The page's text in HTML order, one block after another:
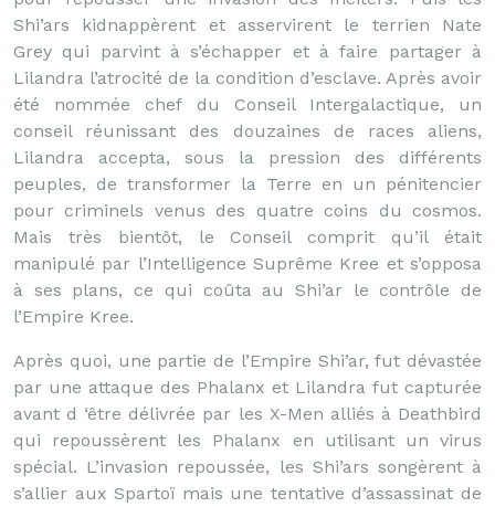
Shi’ars kidnappèrent et asservirent le terrien Nate
Grey qui parvint à s’échapper et à faire partager à
Lilandra l’atrocité de la condition d’esclave. Après avoir
été nommée chef du Conseil Intergalactique, un
conseil réunissant des douzaines de races aliens,
Lilandra accepta, sous la pression des différents
peuples, de transformer la Terre en un pénitencier
pour criminels venus des quatre coins du cosmos.
Mais très bientôt, le Conseil comprit qu’il était
manipulé par l’Intelligence Suprême Kree et s’opposa
à ses plans, ce qui coûta au Shi’ar le contrôle de
l’Empire Kree.
Après quoi, une partie de l’Empire Shi’ar, fut dévastée
par une attaque des Phalanx et Lilandra fut capturée
avant d ‘être délivrée par les X-Men alliés à Deathbird
qui repoussèrent les Phalanx en utilisant un virus
spécial. L’invasion repoussée, les Shi’ars songèrent à
s’allier aux Spartoï mais une tentative d’assassinat de